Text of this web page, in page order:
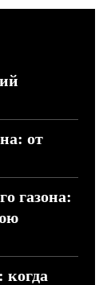
от
газона: